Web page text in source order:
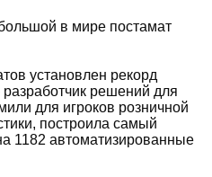
установлен рекорд
решений для
для игроков розничной
построила самый
1182 автоматизированные